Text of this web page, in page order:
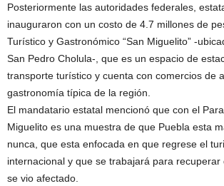
Posteriormente las autoridades federales,
inauguraron con un costo de 4.7 millones de
Turístico y Gastronómico “San Miguelito” -
San Pedro Cholula-, que es un espacio de
transporte turístico y cuenta con comercios de
gastronomía típica de la región.
El mandatario estatal mencionó que con el
Miguelito es una muestra de que Puebla esta
nunca, que esta enfocada en que regrese el
internacional y que se trabajará para
se vio afectado.